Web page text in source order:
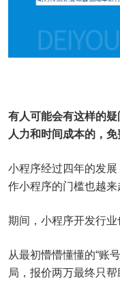
有人可能会有这样的
人力和时间成本的，
小程序经过四年的发
作小程序的门槛也越来
期间，小程序开发行业
从最初懵懵懂懂的“账
局，报价两万最终只